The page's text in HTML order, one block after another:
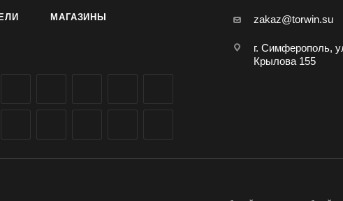
МАГАЗИНЫ zakaz@torwin.su
г. Симферополь,
Крылова 155